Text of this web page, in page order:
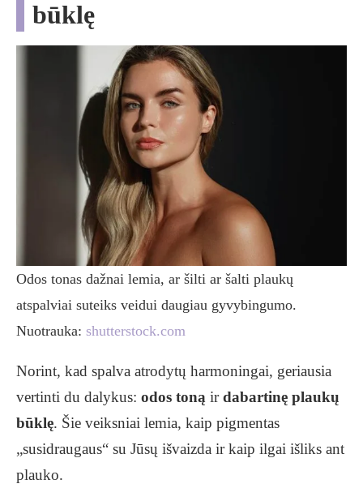
būklę
Odos tonas dažnai lemia, ar šilti ar šalti plaukų
atspalviai suteiks veidui daugiau gyvybingumo.
Nuotrauka: shutterstock.com
Norint, kad spalva atrodytų harmoningai, geriausia
vertinti du dalykus: odos toną irdabartinę plaukų
būklę. Šie veiksniai lemia, kaip pigmentas
„susidraugaus“ su Jūsų išvaizda ir kaip ilgai išliks ant
plauko.